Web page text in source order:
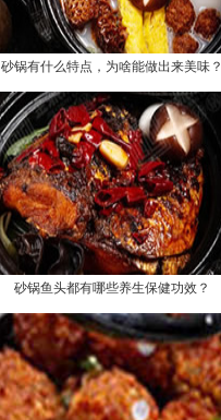
砂锅有什么特点，为啥能做出来美味？
砂锅鱼头都有哪些养生保健功效？